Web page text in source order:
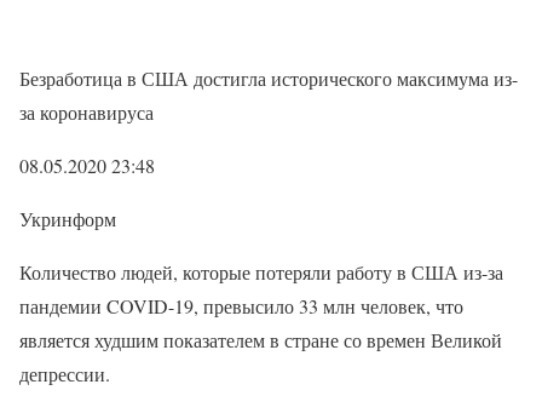
Безработица в США достигла исторического максимума из-
за коронавируса
08.05.2020 23:48
Укринформ
Количество людей, которые потеряли работу в США из-за
пандемии COVID-19, превысило 33 млн человек, что
является худшим показателем в стране со времен Великой
депрессии.